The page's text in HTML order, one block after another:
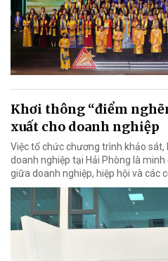
Khơi thông “điểm
xuất cho doanh nghiệp
Việc tổ chức chương trình khảo
doanh nghiệp tại Hải Phòng là
giữa doanh nghiệp, hiệp hội và các